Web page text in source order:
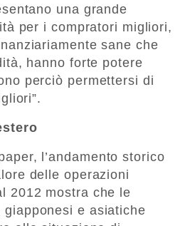
una grande
per i compratori migliori,
sane che
hanno forte potere
perciò permettersi di
l’andamento storico
delle operazioni
2012 mostra che le
giapponesi e asiatiche